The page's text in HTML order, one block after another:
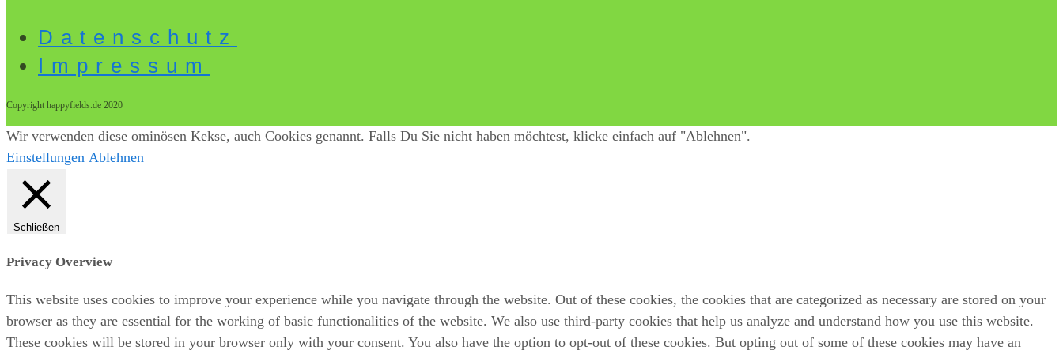
Datenschutz
Impressum
Copyright happyfields.de 2020
Wir verwenden diese ominösen Kekse, auch Cookies genannt. Falls Du Sie nicht haben möchtest, klicke einfach auf "Ablehnen".
Einstellungen Ablehnen
Schließen
Privacy Overview
This website uses cookies to improve your experience while you navigate through the website. Out of these cookies, the cookies that are categorized as necessary are stored on your
browser as they are essential for the working of basic functionalities of the website. We also use third-party cookies that help us analyze and understand how you use this website.
These cookies will be stored in your browser only with your consent. You also have the option to opt-out of these cookies. But opting out of some of these cookies may have an